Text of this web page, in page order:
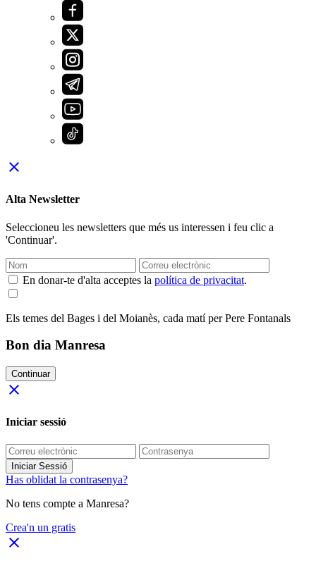
close
Alta Newsletter
Seleccioneu les newsletters que més us interessen i feu clic a
'Continuar'.
En donar-te d'alta acceptes la política de privacitat.
Els temes del Bages i del Moianès, cada matí per Pere Fontanals
Bon dia Manresa
Continuar
close
Iniciar sessió
Iniciar Sessió
Has oblidat la contrasenya?
No tens compte a Manresa?
Crea'n un gratis
close